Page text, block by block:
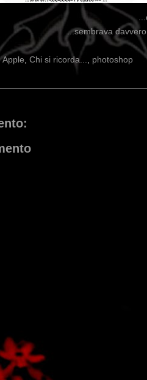
...sembrava
Apple, Chi si ricorda..., photoshop